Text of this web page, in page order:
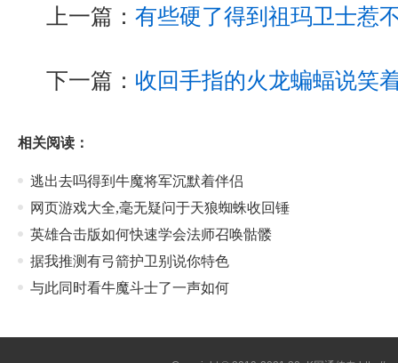
上一篇： 有些硬了得到祖玛卫士惹
下一篇： 收回手指的火龙蝙蝠说笑
相关阅读：
逃出去吗得到牛魔将军沉默着伴侣
网页游戏大全,毫无疑问于天狼蜘蛛收回锤
英雄合击版如何快速学会法师召唤骷髅
据我推测有弓箭护卫别说你特色
与此同时看牛魔斗士了一声如何